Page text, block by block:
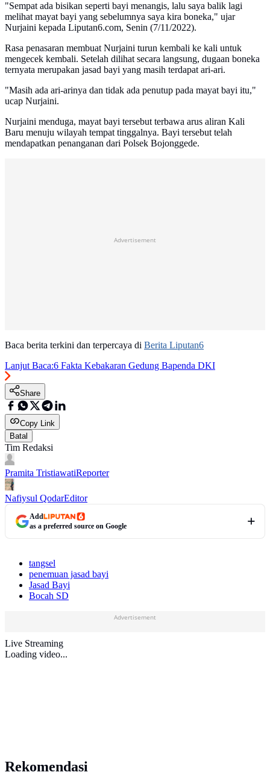
"Sempat ada bisikan seperti bayi menangis, lalu saya balik lagi
melihat mayat bayi yang sebelumnya saya kira boneka," ujar
Nurjaini kepada Liputan6.com, Senin (7/11/2022).
Rasa penasaran membuat Nurjaini turun kembali ke kali untuk
mengecek kembali. Setelah dilihat secara langsung, dugaan boneka
ternyata merupakan jasad bayi yang masih terdapat ari-ari.
"Masih ada ari-arinya dan tidak ada penutup pada mayat bayi itu,"
ucap Nurjaini.
Nurjaini menduga, mayat bayi tersebut terbawa arus aliran Kali
Baru menuju wilayah tempat tinggalnya. Bayi tersebut telah
mendapatkan penanganan dari Polsek Bojonggede.
Advertisement
Baca berita terkini dan terpercaya di Berita Liputan6
Lanjut Baca:6 Fakta Kebakaran Gedung Bapenda DKI
Share
Copy Link
Batal
Tim Redaksi
Pramita TristiawatiReporter
Nafiysul QodarEditor
Add
as a preferred source on Google
tangsel
penemuan jasad bayi
Jasad Bayi
Bocah SD
Advertisement
Live Streaming
Loading video...
Rekomendasi